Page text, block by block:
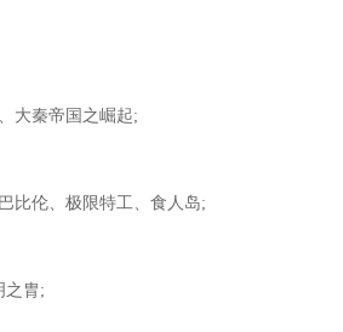
大秦帝国之崛起;
比伦、极限特工、食人岛;
之胄;